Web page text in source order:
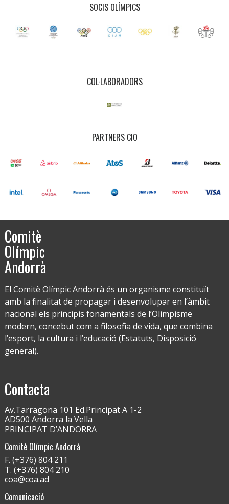
SOCIS OLÍMPICS
COL·LABORADORS
PARTNERS CIO
Comitè
Olímpic
Andorrà
El Comitè Olímpic Andorrà és un organisme constituït
amb la finalitat de propagar i desenvolupar en l’àmbit
nacional els principis fonamentals de l’Olimpisme
modern, concebut com a filosofia de vida, que combina
l’esport, la cultura i l’educació (Estatuts, Disposició
general).
Contacta
Av.Tarragona 101 Ed.Principat A 1-2
AD500 Andorra la Vella
PRINCIPAT D’ANDORRA
Comitè Olímpic Andorrà
F. (+376) 804 211
T. (+376) 804 210
coa@coa.ad
Comunicació